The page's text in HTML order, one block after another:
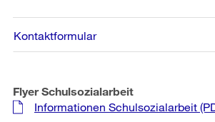
Kontaktformular
Flyer Schulsozialarbeit
Informationen Schulsozialarbeit